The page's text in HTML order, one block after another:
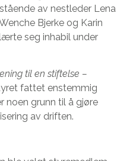
av nestleder Lena
Bjerke og Karin
seg inhabil under
til en stiftelse –
fattet enstemmig
noen grunn til å gjøre
av driften.